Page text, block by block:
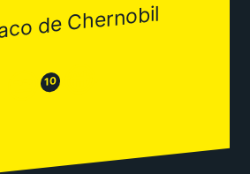
de Chernobil
😒 10 😂